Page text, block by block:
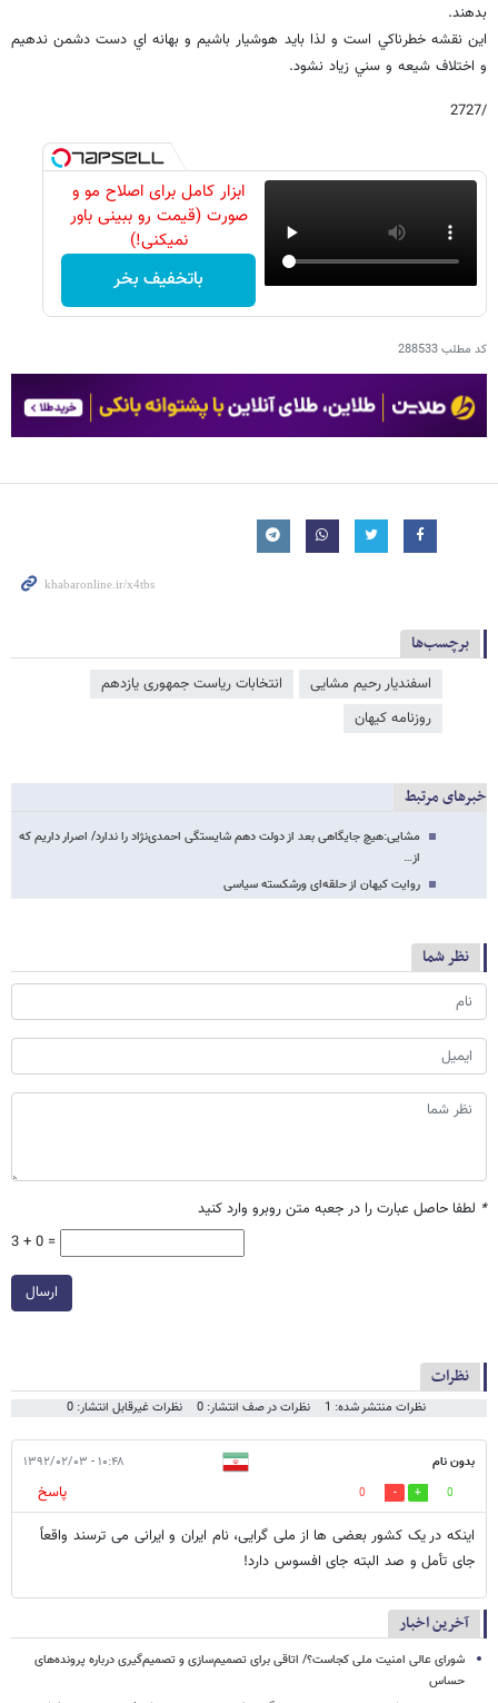
بدهند.
اين نقشه خطرناكي است و لذا بايد هوشيار باشيم و بهانه اي دست دشمن ندهيم
و اختلاف شيعه و سني زياد نشود.
/2727
ابزار کامل برای اصلاح مو و
صورت (قیمت رو ببینی باور
نمیکنی!)
باتخفیف بخر
کد مطلب288533
برچسب‌ها
اسفندیار رحیم مشایی
انتخابات ریاست جمهوری یازدهم
روزنامه کیهان
خبرهای مرتبط
مشایی:هیچ جایگاهی بعد از دولت دهم شایستگی احمدی‌نژاد را ندارد/ اصرار داریم که
از…
روایت کیهان از حلقه‌ای ورشکسته سیاسی
نظر شما
* لطفا حاصل عبارت را در جعبه متن روبرو وارد کنید
3 + 0 =
ارسال
نظرات
نظرات منتشر شده: 1 نظرات در صف انتشار: 0 نظرات غیرقابل انتشار: 0
بدون نام ۱۰:۴۸ - ۱۳۹۲/۰۲/۰۳
0
0
پاسخ
اینکه در یک کشور بعضی ها از ملی گرایی، نام ایران و ایرانی می ترسند واقعاً
جای تأمل و صد البته جای افسوس دارد!
آخرین اخبار
شورای عالی امنیت ملی کجاست؟/ اتاقی برای تصمیم‌سازی و تصمیم‌گیری درباره پرونده‌های
حساس